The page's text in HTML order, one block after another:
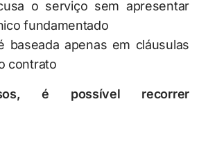
o serviço sem apresentar
fundamentado
baseada apenas em cláusulas
contrato
é possível recorrer